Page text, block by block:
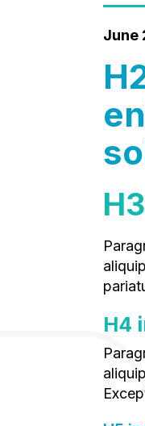
June
H2 incididunt ut labore et dolore magna aliqua. Ut
Paragraph incididunt ut labore et dolore magna aliqua. Ut enim ad minim veniam, quis nostrud exercitation ullamco laboris nisi ut
Paragraph incididunt ut labore et dolore magna aliqua. Ut enim ad minim veniam, quis nostrud exercitation ullamco laboris nisi ut